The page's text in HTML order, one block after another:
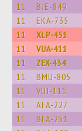
11 BJE-849
11 EKA-735
11 XLP-451
11 VUA-411
11 ZEX-434
11 BMU-805
11 VUJ-111
11 AFA-227
11 BFA-251